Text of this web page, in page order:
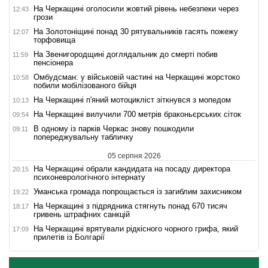
12:43
На Черкащині оголосили жовтий рівень небезпеки через
грози
12:07
На Золотоніщині понад 30 рятувальників гасять пожежу
торфовища
11:59
На Звенигородщині доглядальник до смерті побив
пенсіонера
10:58
Омбудсман: у військовій частині на Черкащині жорстоко
побили мобілізованого бійця
10:13 На Черкащині п'яний мотоцикліст зіткнувся з мопедом
09:54 На Черкащині вилучили 700 метрів браконьєрських сіток
09:11
В одному із парків Черкас знову пошкодили
попереджувальну табличку
05 серпня 2026
20:15
На Черкащині обрали кандидата на посаду директора
психоневрологічного інтернату
19:22 Уманська громада попрощається із загиблим захисником
18:17
На Черкащині з підрядника стягнуть понад 670 тисяч
гривень штрафних санкцій
17:09
На Черкащині врятували рідкісного чорного грифа, який
прилетів із Болгарії